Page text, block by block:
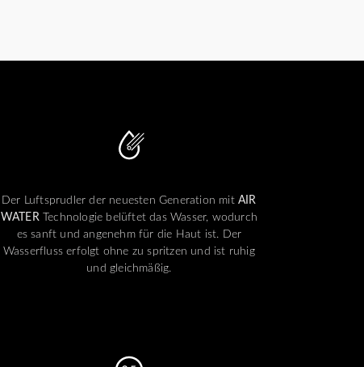
Der Luftsprudler der neuesten Generation mitAIR
WATERTechnologie belüftet das Wasser, wodurch
es sanft und angenehm für die Haut ist. Der
Wasserfluss erfolgt ohne zu spritzen und ist ruhig
und gleichmäßig.